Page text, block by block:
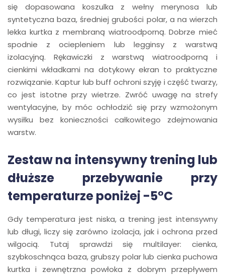
się dopasowana koszulka z wełny merynosa lub
syntetyczna baza, średniej grubości polar, a na wierzch
lekka kurtka z membraną wiatroodporną. Dobrze mieć
spodnie z ociepleniem lub legginsy z warstwą
izolacyjną. Rękawiczki z warstwą wiatroodporną i
cienkimi wkładkami na dotykowy ekran to praktyczne
rozwiązanie. Kaptur lub buff ochroni szyję i część twarzy,
co jest istotne przy wietrze. Zwróć uwagę na strefy
wentylacyjne, by móc ochłodzić się przy wzmożonym
wysiłku bez konieczności całkowitego zdejmowania
warstw.
Zestaw na intensywny trening lub
dłuższe przebywanie przy
temperaturze poniżej -5°C
Gdy temperatura jest niska, a trening jest intensywny
lub długi, liczy się zarówno izolacja, jak i ochrona przed
wilgocią. Tutaj sprawdzi się multilayer: cienka,
szybkoschnąca baza, grubszy polar lub cienka puchowa
kurtka i zewnętrzna powłoka z dobrym przepływem